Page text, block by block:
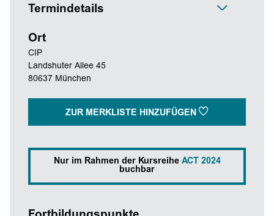
Termindetails
Ort
CIP
Landshuter Allee 45
80637 München
ZUR MERKLISTE HINZUFÜGEN
Nur im Rahmen der Kursreihe ACT 2024
buchbar